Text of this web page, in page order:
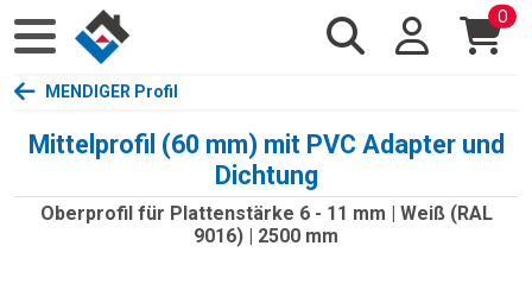
0
MENDIGER Profil
Mittelprofil (60 mm) mit PVC Adapter und
Dichtung
Oberprofil für Plattenstärke 6 - 11 mm | Weiß (RAL
9016) | 2500 mm